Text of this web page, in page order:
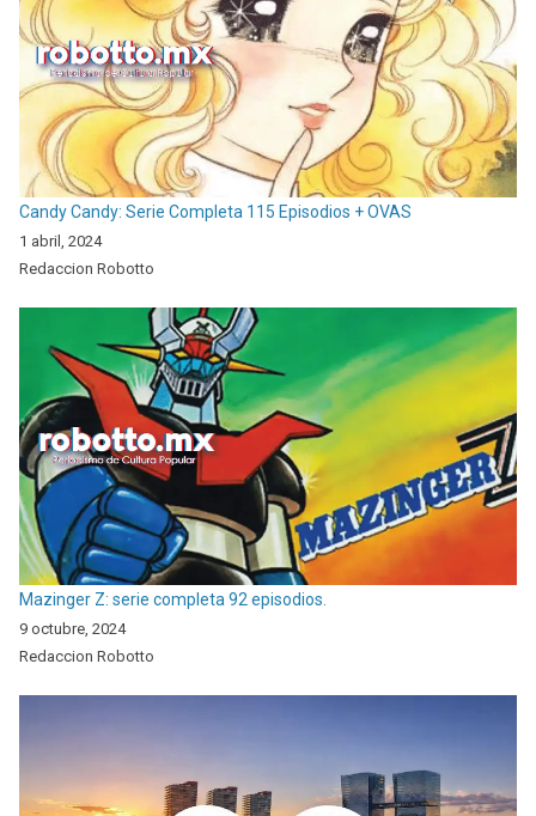
Candy Candy: Serie Completa 115 Episodios + OVAS
1 abril, 2024
Redaccion Robotto
Mazinger Z: serie completa 92 episodios.
9 octubre, 2024
Redaccion Robotto